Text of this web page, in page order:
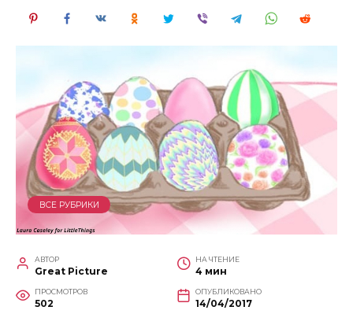
ВСЕ РУБРИКИ
АВТОР
Great Picture
НА ЧТЕНИЕ
4 мин
ПРОСМОТРОВ
502
ОПУБЛИКОВАНО
14/04/2017